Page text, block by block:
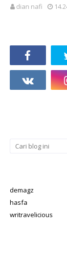
dian nafi
demagz
hasfa
writravelicious